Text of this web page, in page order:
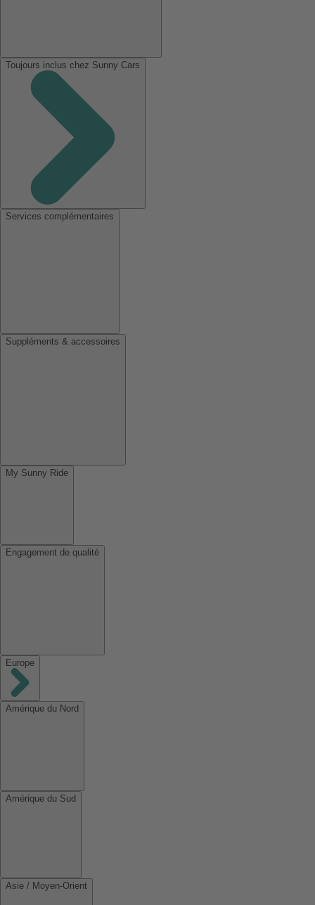
Toujours inclus chez Sunny Cars
Services complémentaires
Suppléments & accessoires
My Sunny Ride
Engagement de qualité
Europe
Amérique du Nord
Amérique du Sud
Asie / Moyen-Orient